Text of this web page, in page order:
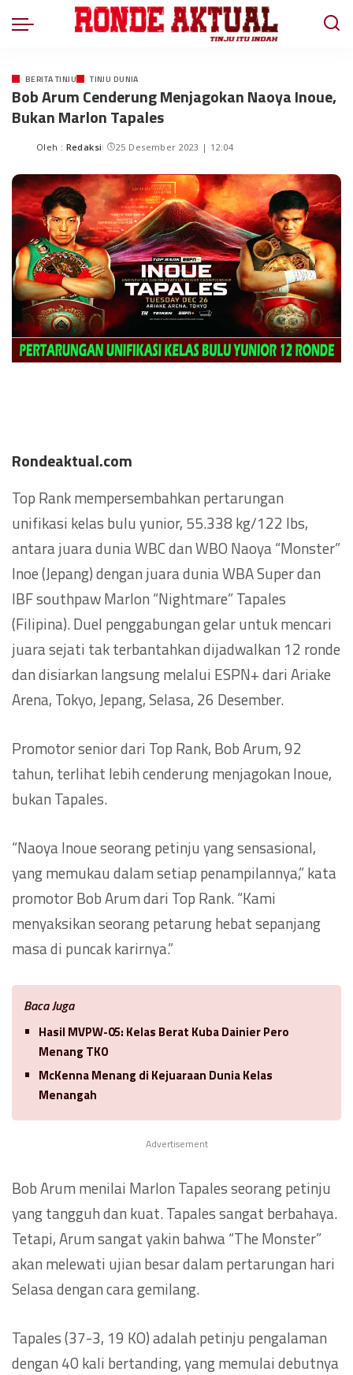
BERITA TINJU TINJU DUNIA
Bob Arum Cenderung Menjagokan Naoya Inoue,
Bukan Marlon Tapales
Oleh : Redaksi 25 Desember 2023 | 12:04
Rondeaktual.com
Top Rank mempersembahkan pertarungan
unifikasi kelas bulu yunior, 55.338 kg/122 lbs,
antara juara dunia WBC dan WBO Naoya “Monster”
Inoe (Jepang) dengan juara dunia WBA Super dan
IBF southpaw Marlon “Nightmare” Tapales
(Filipina). Duel penggabungan gelar untuk mencari
juara sejati tak terbantahkan dijadwalkan 12 ronde
dan disiarkan langsung melalui ESPN+ dari Ariake
Arena, Tokyo, Jepang, Selasa, 26 Desember.
Promotor senior dari Top Rank, Bob Arum, 92
tahun, terlihat lebih cenderung menjagokan Inoue,
bukan Tapales.
“Naoya Inoue seorang petinju yang sensasional,
yang memukau dalam setiap penampilannya,” kata
promotor Bob Arum dari Top Rank. “Kami
menyaksikan seorang petarung hebat sepanjang
masa di puncak karirnya.”
Baca Juga
Hasil MVPW-05: Kelas Berat Kuba Dainier Pero
Menang TKO
McKenna Menang di Kejuaraan Dunia Kelas
Menangah
Advertisement
Bob Arum menilai Marlon Tapales seorang petinju
yang tangguh dan kuat. Tapales sangat berbahaya.
Tetapi, Arum sangat yakin bahwa “The Monster”
akan melewati ujian besar dalam pertarungan hari
Selasa dengan cara gemilang.
Tapales (37-3, 19 KO) adalah petinju pengalaman
dengan 40 kali bertanding, yang memulai debutnya